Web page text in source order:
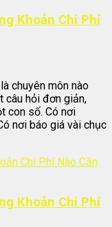
Khoản Chi Phí
chuyên môn nào
câu hỏi đơn giản,
con số. Có nơi
nơi báo giá vài chục
Khoản Chi Phí